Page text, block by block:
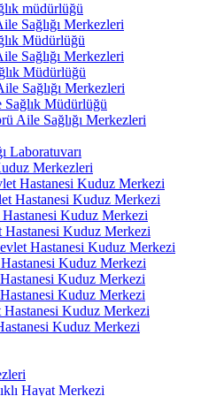
müdürlüğü
Sağlığı Merkezleri
Müdürlüğü
Sağlığı Merkezleri
Müdürlüğü
Sağlığı Merkezleri
Müdürlüğü
Aile Sağlığı Merkezleri
Laboratuvarı
Merkezleri
Hastanesi Kuduz Merkezi
Hastanesi Kuduz Merkezi
Kuduz Merkezi
Kuduz Merkezi
Hastanesi Kuduz Merkezi
Kuduz Merkezi
Kuduz Merkezi
Kuduz Merkezi
Kuduz Merkezi
Kuduz Merkezi
Hayat Merkezi